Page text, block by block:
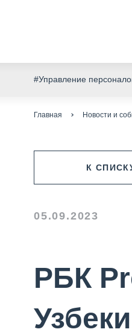
#Управление
Главная Новости и
К
05.09.2023
РБК